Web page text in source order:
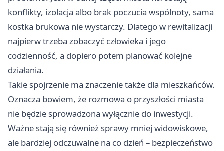
konflikty, izolacja albo brak poczucia wspólnoty, sama
kostka brukowa nie wystarczy. Dlatego w rewitalizacji
najpierw trzeba zobaczyć człowieka i jego
codzienność, a dopiero potem planować kolejne
działania.
Takie spojrzenie ma znaczenie także dla mieszkańców.
Oznacza bowiem, że rozmowa o przyszłości miasta
nie będzie sprowadzona wyłącznie do inwestycji.
Ważne stają się również sprawy mniej widowiskowe,
ale bardziej odczuwalne na co dzień – bezpieczeństwo